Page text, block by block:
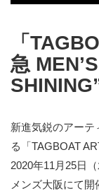
「
急
新進気鋭のアーテ
る「TAGBOAT
2020年11月25日
メンズ大阪にて開